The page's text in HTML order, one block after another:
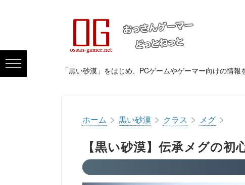
「黒い砂漠」をはじめ、PCゲームやゲーマー向けの情
ホーム > 黒い砂漠 > クラス > メグ >
【黒い砂漠】伝承メグの